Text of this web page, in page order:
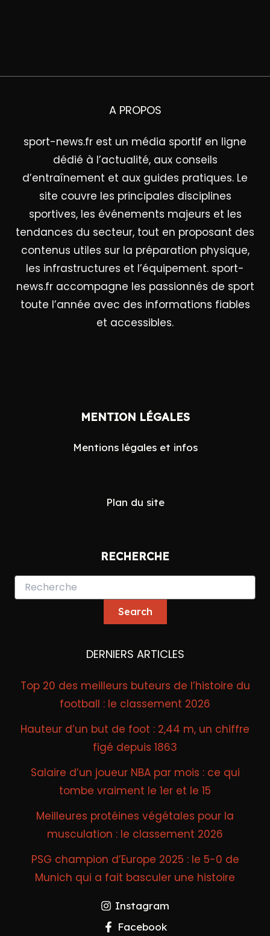
A PROPOS
sport-news.fr est un média sportif en ligne
dédié à l’actualité, aux conseils
d’entraînement et aux guides pratiques. Le
site couvre les principales disciplines
sportives, les événements majeurs et les
tendances du secteur, tout en proposant des
contenus utiles sur la préparation physique,
les infrastructures et l’équipement. sport-
news.fr accompagne les passionnés de sport
toute l’année avec des informations fiables
et accessibles.
MENTION LÉGALES
Mentions légales et infos
Plan du site
RECHERCHE
DERNIERS ARTICLES
Top 20 des meilleurs buteurs de l’histoire du
football : le classement 2026
Hauteur d’un but de foot : 2,44 m, un chiffre
figé depuis 1863
Salaire d’un joueur NBA par mois : ce qui
tombe vraiment le 1er et le 15
Meilleures protéines végétales pour la
musculation : le classement 2026
PSG champion d’Europe 2025 : le 5-0 de
Munich qui a fait basculer une histoire
Instagram
Facebook